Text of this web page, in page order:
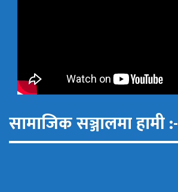
सामाजिक सञ्जालमा हामी :-